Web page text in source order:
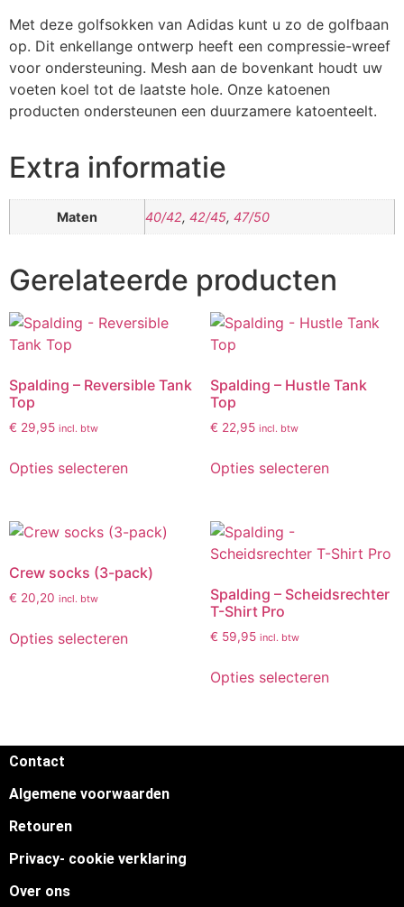
Met deze golfsokken van Adidas kunt u zo de golfbaan
op. Dit enkellange ontwerp heeft een compressie-wreef
voor ondersteuning. Mesh aan de bovenkant houdt uw
voeten koel tot de laatste hole. Onze katoenen
producten ondersteunen een duurzamere katoenteelt.
Extra informatie
Maten 40/42, 42/45, 47/50
Gerelateerde producten
Spalding – Reversible Tank
Top
€ 29,95 incl. btw
Opties selecteren
Spalding – Hustle Tank
Top
€ 22,95 incl. btw
Opties selecteren
Crew socks (3-pack)
€ 20,20 incl. btw
Opties selecteren
Spalding – Scheidsrechter
T-Shirt Pro
€ 59,95 incl. btw
Opties selecteren
Contact
Algemene voorwaarden
Retouren
Privacy- cookie verklaring
Over ons